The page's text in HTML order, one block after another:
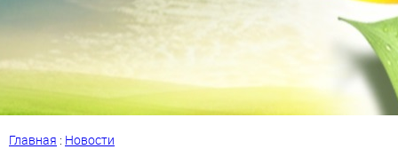
Главная : Новости